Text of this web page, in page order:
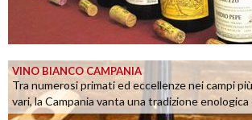
VINO BIANCO CAMPANIA
Tra numerosi primati ed eccellenze nei campi più
vari, la Campania vanta una tradizione enologica